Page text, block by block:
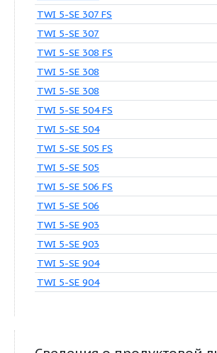
TWI 5 904
TWI 5 904
TWI 5-SE 304 FS
TWI 5-SE 304
TWI 5-SE 305 FS
TWI 5-SE 305
TWI 5-SE 306 FS
TWI 5-SE 306
TWI 5-SE 306
TWI 5-SE 307 FS
TWI 5-SE 307
TWI 5-SE 308 FS
TWI 5-SE 308